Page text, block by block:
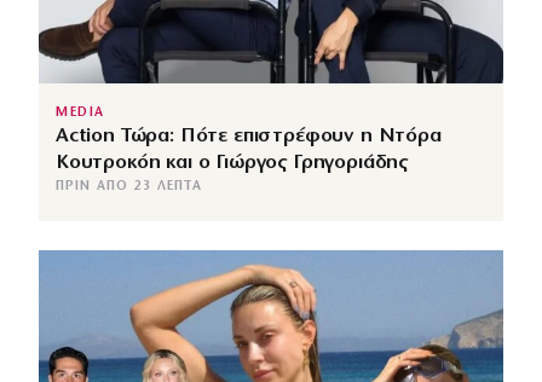
MEDIA
Action Τώρα: Πότε επιστρέφουν η Ντόρα
Κουτροκόη και ο Γιώργος Γρηγοριάδης
ΠΡΙΝ ΑΠΌ 23 ΛΕΠΤΆ